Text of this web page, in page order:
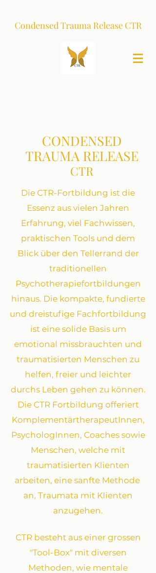
Condensed Trauma Release CTR
CONDENSED
TRAUMA RELEASE
CTR
Die CTR-Fortbildung ist die
Essenz aus vielen Jahren
Erfahrung, viel Fachwissen,
praktischen Tools und dem
Blick über den Tellerrand der
traditionellen
Psychotherapiefortbildungen
hinaus. Die kompakte, fundierte
und dreistufige Fachfortbildung
ist eine solide Basis um
emotional missbrauchten und
traumatisierten Menschen zu
helfen, freier und leichter
durchs Leben gehen zu können.​
Die CTR Fortbildung offeriert
KomplementärtherapeutInnen,
PsychologInnen, Coaches sowie
Menschen, welche mit
traumatisierten Klienten
arbeiten, eine sanfte Methode
an, Traumata mit Klienten
anzugehen.
CTR besteht aus einer grossen
"Tool-Box" mit diversen
Methoden, wie mentale